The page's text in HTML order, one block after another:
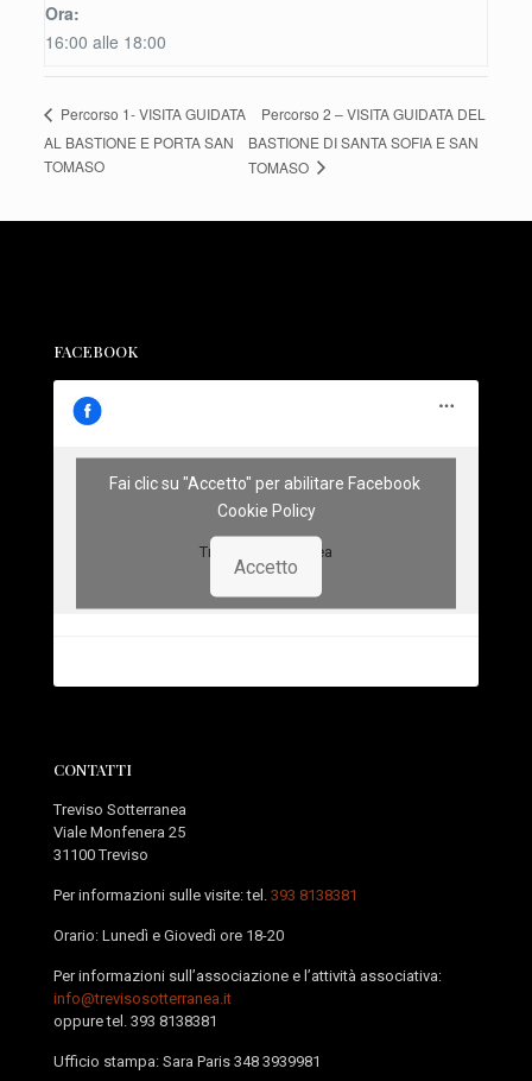
Ora:
16:00 alle 18:00
Percorso 1- VISITA GUIDATA
AL BASTIONE E PORTA SAN
TOMASO
Percorso 2 – VISITA GUIDATA DEL
BASTIONE DI SANTA SOFIA E SAN
TOMASO
FACEBOOK
Treviso Sotterranea
Fai clic su "Accetto" per abilitare Facebook
Cookie Policy
Accetto
CONTATTI
Treviso Sotterranea
Viale Monfenera 25
31100 Treviso
Per informazioni sulle visite: tel. 393 8138381
Orario: Lunedì e Giovedì ore 18-20
Per informazioni sull’associazione e l’attività associativa:
info@trevisosotterranea.it
oppure tel. 393 8138381
Ufficio stampa: Sara Paris 348 3939981